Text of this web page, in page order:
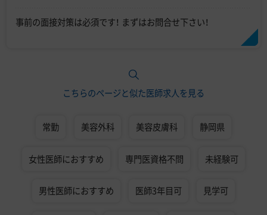
事前の面接対策は必須です！ まずはお問合せ下さい！
こちらのページと似た医師求人を見る
常勤 美容外科 美容皮膚科 静岡県
女性医師におすすめ 専門医資格不問 未経験可
男性医師におすすめ 医師3年目可 見学可